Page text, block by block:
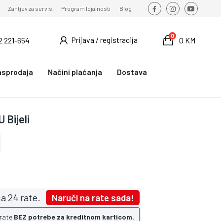
Zahtjev za servis Program lojalnosti Blog
221-654 Prijava / registracija 0 KM
0
Načini plaćanja Dostava
Bijeli
24 rate. Naruči na rate sada!
BEZ potrebe za kreditnom karticom.